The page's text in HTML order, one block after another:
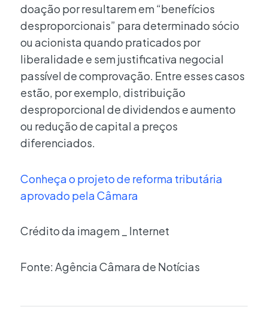
doação por resultarem em “benefícios
desproporcionais” para determinado sócio
ou acionista quando praticados por
liberalidade e sem justificativa negocial
passível de comprovação. Entre esses casos
estão, por exemplo, distribuição
desproporcional de dividendos e aumento
ou redução de capital a preços
diferenciados.
Conheça o projeto de reforma tributária
aprovado pela Câmara
Crédito da imagem _ Internet
Fonte: Agência Câmara de Notícias